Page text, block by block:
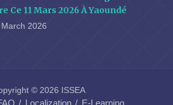
Ce 11 Mars 2026 À Yaoundé
2026
© 2026 ISSEA